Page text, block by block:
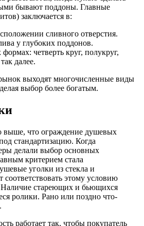
бывают поддоны. Главные
заключается в:
сливного отверстия.
у глубоких поддонов.
четверть круг, полукруг,
далее.
выходят многочисленные виды
выбор более богатым.
выше, что ограждение душевых
стандартизацию. Когда
делали выбор основных
критерием стала
уголки из стекла и
соответствовать этому условию
стареющих и бьющихся
ролики. Рано или поздно что-
работает так, чтобы покупатель